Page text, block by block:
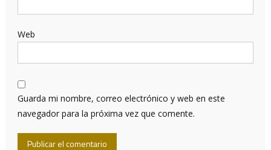
Web
Guarda mi nombre, correo electrónico y web en este
navegador para la próxima vez que comente.